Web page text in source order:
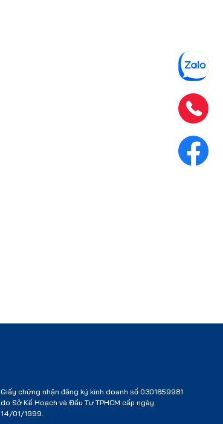
Giấy chứng nhận đăng ký kinh doanh số 0301659981
do Sở Kế Hoạch và Đầu Tư TPHCM cấp ngày
14/01/1999.